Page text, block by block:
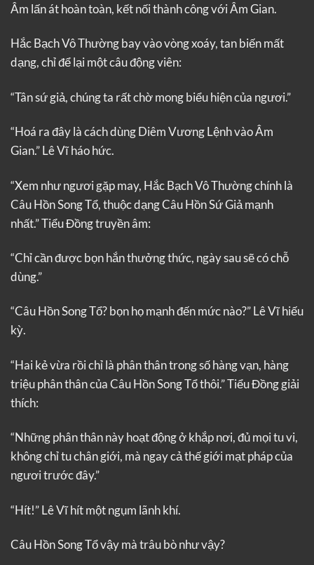
Âm lấn át hoàn toàn, kết nối thành công với Âm Gian.
Hắc Bạch Vô Thường bay vào vòng xoáy, tan biến mất
dạng, chỉ để lại một câu động viên:
“Tân sứ giả, chúng ta rất chờ mong biểu hiện của ngươi.”
“Hoá ra đây là cách dùng Diêm Vương Lệnh vào Âm
Gian.” Lê Vĩ háo hức.
“Xem như ngươi gặp may, Hắc Bạch Vô Thường chính là
Câu Hồn Song Tổ, thuộc dạng Câu Hồn Sứ Giả mạnh
nhất.” Tiểu Đồng truyền âm:
“Chỉ cần được bọn hắn thưởng thức, ngày sau sẽ có chỗ
dùng.”
“Câu Hồn Song Tổ? bọn họ mạnh đến mức nào?” Lê Vĩ hiếu
kỳ.
“Hai kẻ vừa rồi chỉ là phân thân trong số hàng vạn, hàng
triệu phân thân của Câu Hồn Song Tổ thôi.” Tiểu Đồng giải
thích:
“Những phân thân này hoạt động ở khắp nơi, đủ mọi tu vi,
không chỉ tu chân giới, mà ngay cả thế giới mạt pháp của
ngươi trước đây.”
“Hít!” Lê Vĩ hít một ngụm lãnh khí.
Câu Hồn Song Tổ vậy mà trâu bò như vậy?